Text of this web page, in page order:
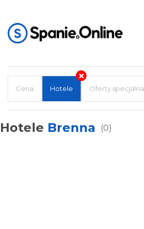
Cena Hotele Oferty specjalna
Hotele Brenna (0)